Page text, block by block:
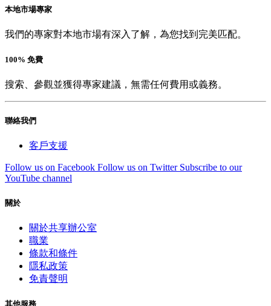
本地市場專家
我們的專家對本地市場有深入了解，為您找到完美匹配。
100% 免費
搜索、參觀並獲得專家建議，無需任何費用或義務。
聯絡我們
客戶支援
Follow us on Facebook Follow us on Twitter Subscribe to our
YouTube channel
關於
關於共享辦公室
職業
條款和條件
隱私政策
免責聲明
其他服務